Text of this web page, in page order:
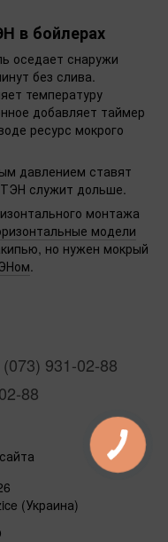
в бойлерах
оседает снаружи
без слива.
температуру
добавляет таймер
ресурс мокрого
давлением ставят
служит дольше.
монтажа
модели
но нужен мокрый
.
931-02-88
88
(Украина)